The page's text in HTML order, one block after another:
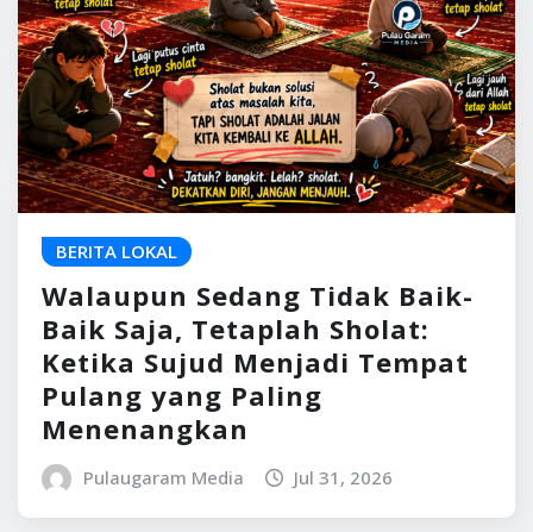
BERITA LOKAL
Walaupun Sedang Tidak Baik-
Baik Saja, Tetaplah Sholat:
Ketika Sujud Menjadi Tempat
Pulang yang Paling
Menenangkan
Pulaugaram Media Jul 31, 2026